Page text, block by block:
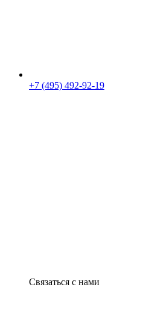
+7 (495) 492-92-19
Связаться с нами